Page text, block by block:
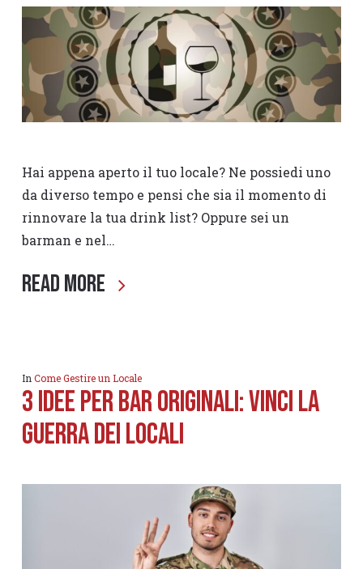
Hai appena aperto il tuo locale? Ne possiedi uno
da diverso tempo e pensi che sia il momento di
rinnovare la tua drink list? Oppure sei un
barman e nel…
Read More
InCome Gestire un Locale
3 Idee per Bar Originali: Vinci la
Guerra dei Locali